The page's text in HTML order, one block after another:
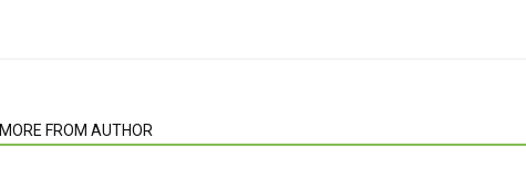
MORE FROM AUTHOR